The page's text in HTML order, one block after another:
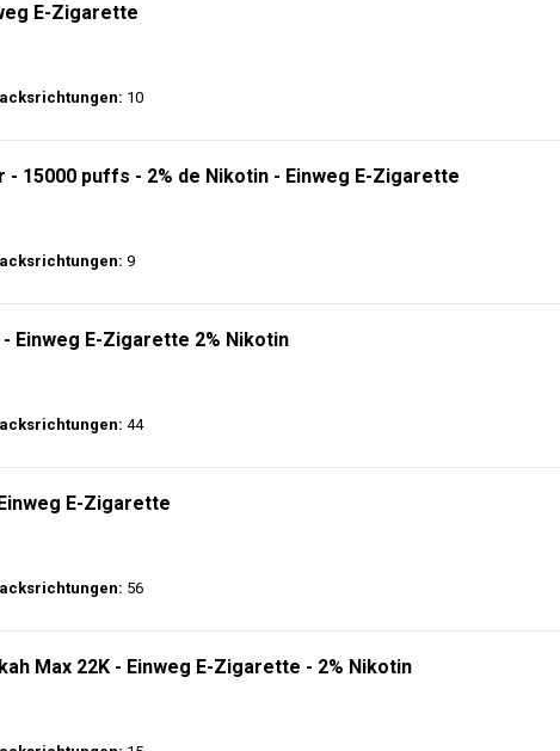
E-Zigarette
10
- 15000 puffs - 2% de Nikotin - Einweg E-Zigarette
9
Einweg E-Zigarette 2% Nikotin
44
E-Zigarette
56
Max 22K - Einweg E-Zigarette - 2% Nikotin